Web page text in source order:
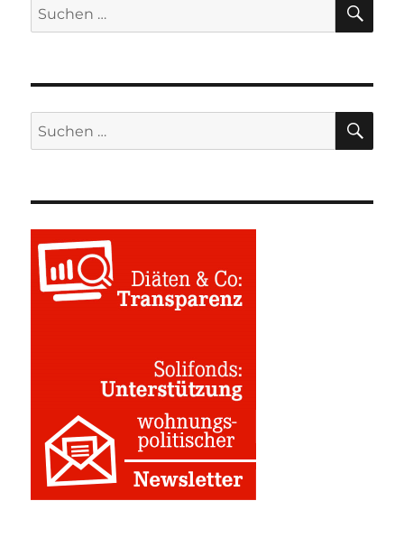
Suchen
nach:
Suchen
nach: